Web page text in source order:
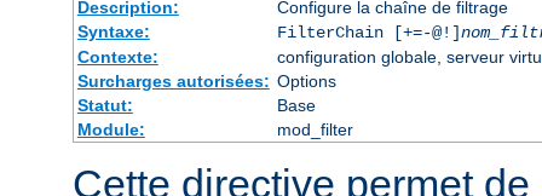
Description:
Configure la chaîne de filtrage
Syntaxe:
FilterChain [+=-@!]
Contexte:
configuration globale, serveur
Surcharges autorisées: Options
Statut:
Base
Module:
mod_filter
Cette directive permet